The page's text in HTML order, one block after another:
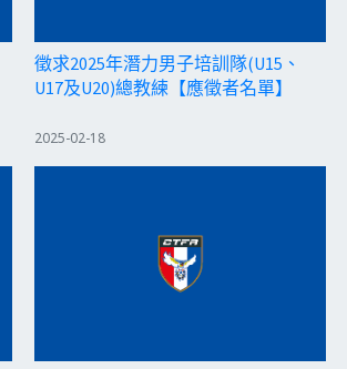
徵求2025年潛力男子培訓隊(U15、
U17及U20)總教練【應徵者名單】
2025-02-18